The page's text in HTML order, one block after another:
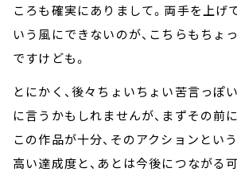
ころも確実にありまして。両手を上げて
いう風にできないのが、こちらもちょ
ですけども。
とにかく、後々ちょいちょい苦言っぽ
に言うかもしれませんが、まずその前に
この作品が十分、そのアクションとい
高い達成度と、あとは今後につながる